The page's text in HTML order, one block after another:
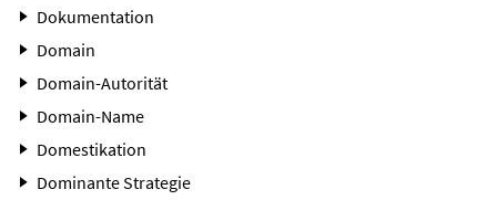
Dokumentation
Domain
Domain-Autorität
Domain-Name
Domestikation
Dominante Strategie